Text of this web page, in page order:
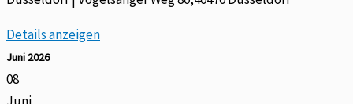
Details anzeigen
Juni 2026
08